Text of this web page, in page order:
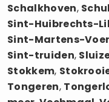
Schalkhoven,
Sint-Huibrechts-
Sint-Martens-
Sint-truiden,
Stokkem,
Tongeren,